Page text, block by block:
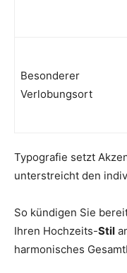
Besonderer
Verlobungsort
Typografie setzt
unterstreicht den
So kündigen Sie
Ihren Hochzeits-Stil
harmonisches